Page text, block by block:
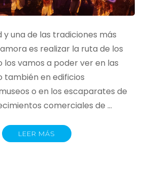
y una de las tradiciones más
es realizar la ruta de los
los vamos a poder ver en las
también en edificios
o en los escaparates de
comerciales de …
LEER MÁS